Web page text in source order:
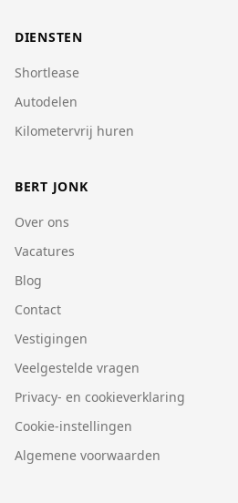
DIENSTEN
Shortlease
Autodelen
Kilometervrij huren
BERT JONK
Over ons
Vacatures
Blog
Contact
Vestigingen
Veelgestelde vragen
Privacy- en cookieverklaring
Cookie-instellingen
Algemene voorwaarden